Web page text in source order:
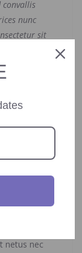
convallis
nunc
sit
vitae
odio
netus nec